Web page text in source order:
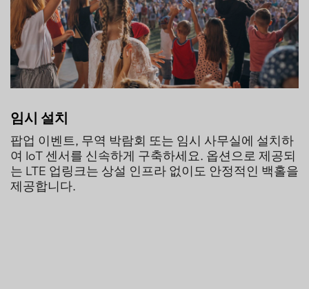
임시 설치
팝업 이벤트, 무역 박람회 또는 임시 사무실에 설치하
여 IoT 센서를 신속하게 구축하세요. 옵션으로 제공되
는 LTE 업링크는 상설 인프라 없이도 안정적인 백홀을
제공합니다.